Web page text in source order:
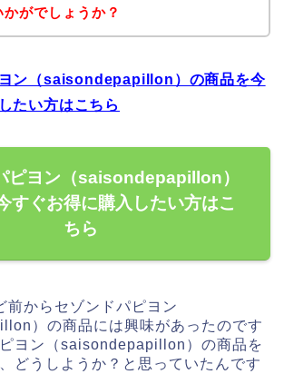
かがでしょうか？
ン（saisondepapillon）の商品を今
たい方はこちら
ピヨン（saisondepapillon）
すぐお得に購入したい方はこ
ちら
前からセゾンドパピヨン
）の商品には興味があったのです
ヨン（saisondepapillon）の商品を
どうしようか？と思っていたんです